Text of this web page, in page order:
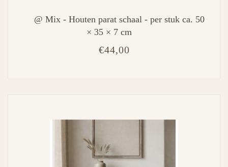
@ Mix - Houten parat schaal - per stuk ca. 50
× 35 × 7 cm
€44,00